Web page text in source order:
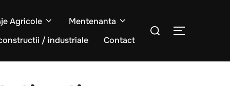
Agricole
Mentenanta
/ industriale Contact
Caută
COMUTĂ